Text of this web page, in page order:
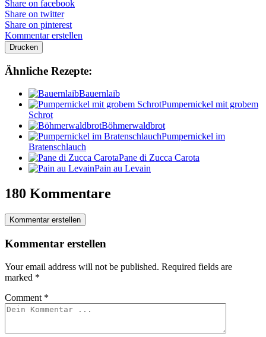
Share on facebook
Share on twitter
Share on pinterest
Kommentar erstellen
Drucken
Ähnliche Rezepte:
Bauernlaib
Pumpernickel mit grobem
Schrot
Böhmerwaldbrot
Pumpernickel im
Bratenschlauch
Pane di Zucca Carota
Pain au Levain
180 Kommentare
Kommentar erstellen
Kommentar erstellen
Your email address will not be published. Required fields are
marked *
Comment *